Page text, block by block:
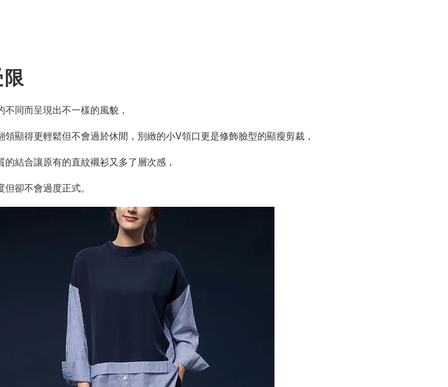
不同而呈現出不一樣的風貌 ，
領顯得更輕鬆但不會過於休閒， 別緻的小V領口更是修飾臉型的顯瘦剪裁，
結合讓原有的直紋襯衫又多了層次感，
卻不會過度正式。